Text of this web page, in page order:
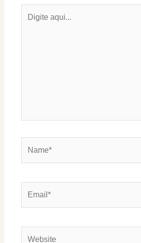
aqui...